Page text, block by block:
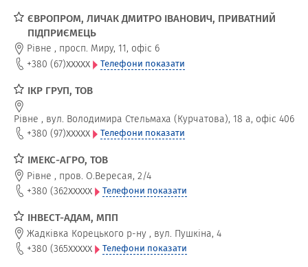
ЄВРОПРОМ, ЛИЧАК ДМИТРО ІВАНОВИЧ, ПРИВАТНИЙ
ПІДПРИЄМЕЦЬ
Рівне , просп. Миру, 11, офіс 6
+380 (67)xxxxx Телефони показати
ІКР ГРУП, ТОВ
Рівне , вул. Володимира Стельмаха (Курчатова), 18 а, офіс 406
+380 (97)xxxxx Телефони показати
ІМЕКС-АГРО, ТОВ
Рівне , пров. О.Вересая, 2/4
+380 (362xxxxx Телефони показати
ІНВЕСТ-АДАМ, МПП
Жадківка Корецького р-ну , вул. Пушкіна, 4
+380 (365xxxxx Телефони показати